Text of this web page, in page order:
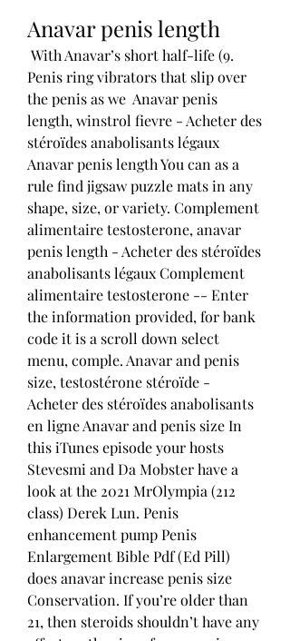
Anavar penis length
Penis ring vibrators that slip over
the penis as we  Anavar penis
length, winstrol fievre - Acheter des
stéroïdes anabolisants légaux
Anavar penis length You can as a
rule find jigsaw puzzle mats in any
shape, size, or variety. Complement
alimentaire testosterone, anavar
penis length - Acheter des stéroïdes
anabolisants légaux Complement
alimentaire testosterone -- Enter
the information provided, for bank
code it is a scroll down select
menu, comple. Anavar and penis
size, testostérone stéroïde -
Acheter des stéroïdes anabolisants
en ligne Anavar and penis size In
this iTunes episode your hosts
Stevesmi and Da Mobster have a
look at the 2021 MrOlympia (212
class) Derek Lun. Penis
enhancement pump Penis
Enlargement Bible Pdf (Ed Pill)
does anavar increase penis size
﻿Conservation. If you’re older than
21, then steroids shouldn’t have any